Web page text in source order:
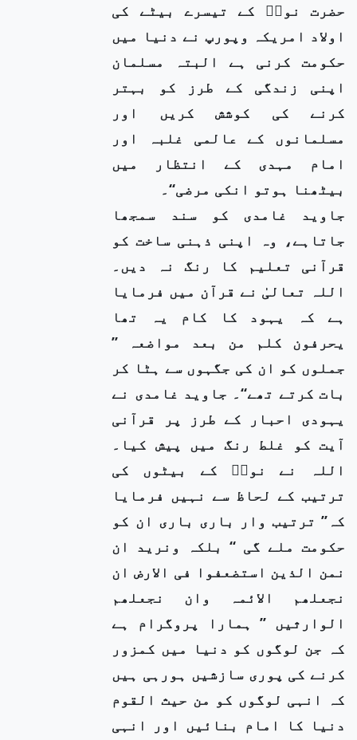
حضرت نوحؑ کے تیسرے بیٹے کی
اولاد امریکہ وپورپ نے دنیا میں
حکومت کرنی ہے البتہ مسلمان
اپنی زندگی کے طرز کو بہتر
کرنے کی کوشش کریں اور
مسلمانوں کے عالمی غلبہ اور
امام مہدی کے انتظار میں
بیٹھنا ہوتو انکی مرضی‘‘۔
جاوید غامدی کو سند سمجھا
جاتاہے، وہ اپنی ذہنی ساخت کو
قرآنی تعلیم کا رنگ نہ دیں۔
اللہ تعالیٰ نے قرآن میں فرمایا
ہے کہ یہود کا کام یہ تھا
یحرفون کلم من بعد مواضعہ ’’
جملوں کو ان کی جگہوں سے ہٹا کر
بات کرتے تھے‘‘۔ جاوید غامدی نے
یہودی احبار کے طرز پر قرآنی
آیت کو غلط رنگ میں پیش کیا۔
اللہ نے نوحؑ کے بیٹوں کی
ترتیب کے لحاظ سے نہیں فرمایا
کہ’’ ترتیب وار باری باری ان کو
حکومت ملے گی ‘‘ بلکہ ونرید ان
نمن الذین استضعفوا فی الارض ان
نجعلھم الائمہ وان نجعلھم
الوارثیں ’’ ہمارا پروگرام ہے
کہ جن لوگوں کو دنیا میں کمزور
کرنے کی پوری سازشیں ہورہی ہیں
کہ انہی لوگوں کو من حیث القوم
دنیا کا امام بنائیں اور انہی